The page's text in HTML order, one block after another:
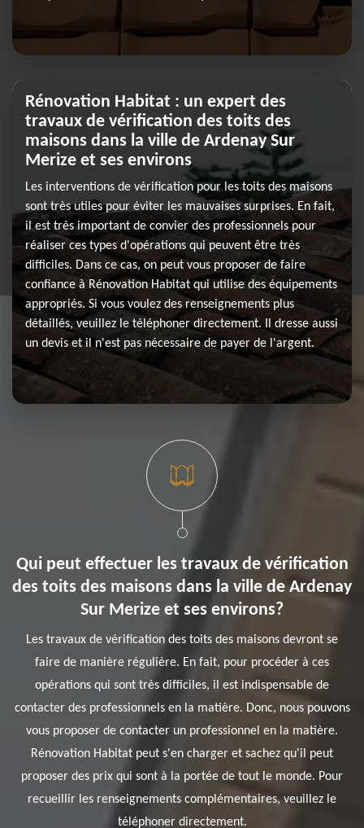
Rénovation Habitat : un expert des
travaux de vérification des toits des
maisons dans la ville de Ardenay Sur
Merize et ses environs
Les interventions de vérification pour les toits des maisons
sont très utiles pour éviter les mauvaises surprises. En fait,
il est très important de convier des professionnels pour
réaliser ces types d'opérations qui peuvent être très
difficiles. Dans ce cas, on peut vous proposer de faire
confiance à Rénovation Habitat qui utilise des équipements
appropriés. Si vous voulez des renseignements plus
détaillés, veuillez le téléphoner directement. Il dresse aussi
un devis et il n'est pas nécessaire de payer de l'argent.
Qui peut effectuer les travaux de vérification
des toits des maisons dans la ville de Ardenay
Sur Merize et ses environs?
Les travaux de vérification des toits des maisons devront se
faire de manière régulière. En fait, pour procéder à ces
opérations qui sont très difficiles, il est indispensable de
contacter des professionnels en la matière. Donc, nous pouvons
vous proposer de contacter un professionnel en la matière.
Rénovation Habitat peut s'en charger et sachez qu'il peut
proposer des prix qui sont à la portée de tout le monde. Pour
recueillir les renseignements complémentaires, veuillez le
téléphoner directement.